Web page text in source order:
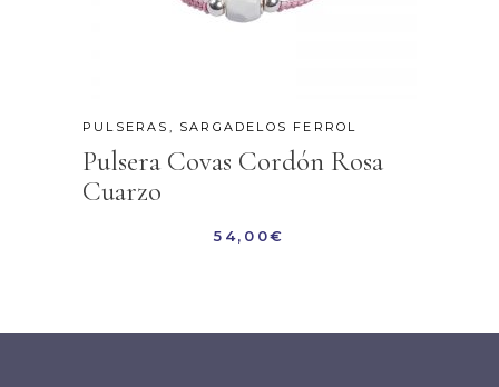
PULSERAS , SARGADELOS FERROL
Pulsera Covas Cordón Rosa
Cuarzo
54,00€